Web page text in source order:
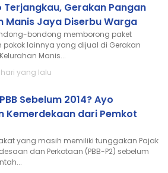
Gerakan Pangan
Manis Jaya Diserbu Warga
bondong memborong paket
lainnya yang dijual di Gerakan
Manis...
hari yang lalu
Sebelum 2014? Ayo
Kemerdekaan dari Pemkot
yang masih memiliki tunggakan Pajak
dan Perkotaan (PBB-P2) sebelum